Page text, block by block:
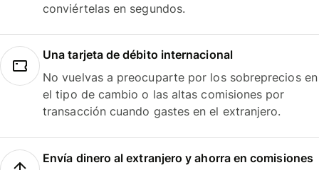
conviértelas en segundos.
Una tarjeta de débito internacional
No vuelvas a preocuparte por los sobreprecios en
el tipo de cambio o las altas comisiones por
transacción cuando gastes en el extranjero.
Envía dinero al extranjero y ahorra en comisiones